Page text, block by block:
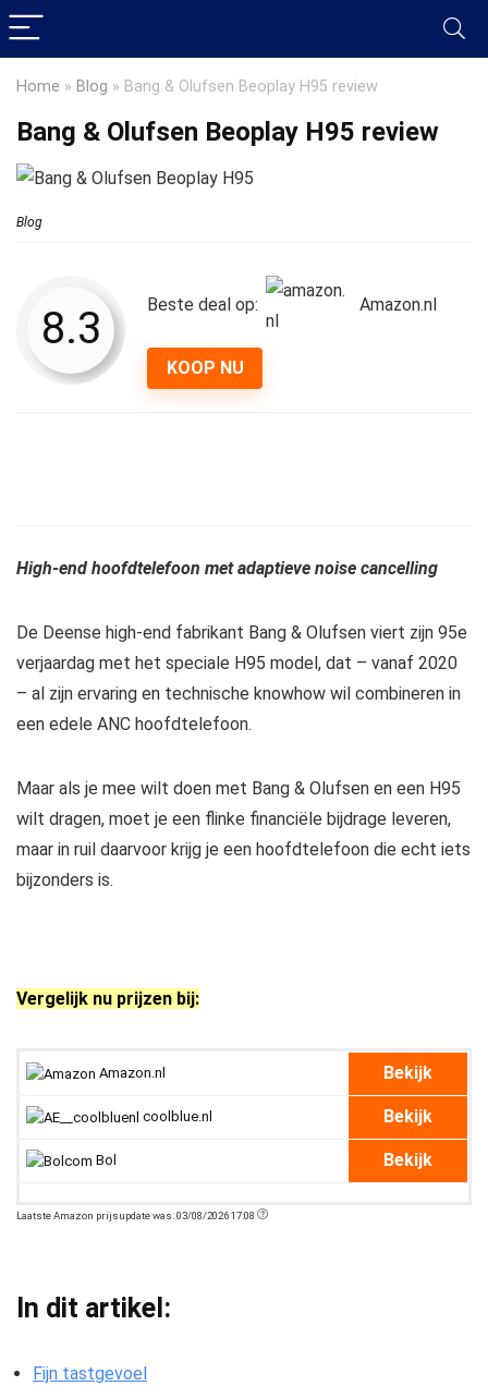
Home » Blog » Bang & Olufsen Beoplay H95 review
Bang & Olufsen Beoplay H95 review
Blog
8.3 Beste deal op: Amazon.nl
KOOP NU
High-end hoofdtelefoon met adaptieve noise cancelling
De Deense high-end fabrikant Bang & Olufsen viert zijn 95e
verjaardag met het speciale H95 model, dat – vanaf 2020
– al zijn ervaring en technische knowhow wil combineren in
een edele ANC hoofdtelefoon.
Maar als je mee wilt doen met Bang & Olufsen en een H95
wilt dragen, moet je een flinke financiële bijdrage leveren,
maar in ruil daarvoor krijg je een hoofdtelefoon die echt iets
bijzonders is.
Vergelijk nu prijzen bij:
Amazon.nl Bekijk
coolblue.nl Bekijk
Bol Bekijk
Laatste Amazon prijsupdate was: 03/08/2026 17:08
In dit artikel:
Fijn tastgevoel